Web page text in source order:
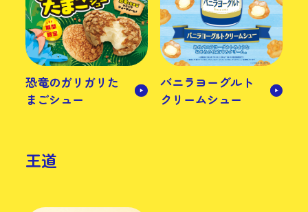
恐竜のガリガリた
まごシュー
バニラヨーグルト
クリームシュー
王道